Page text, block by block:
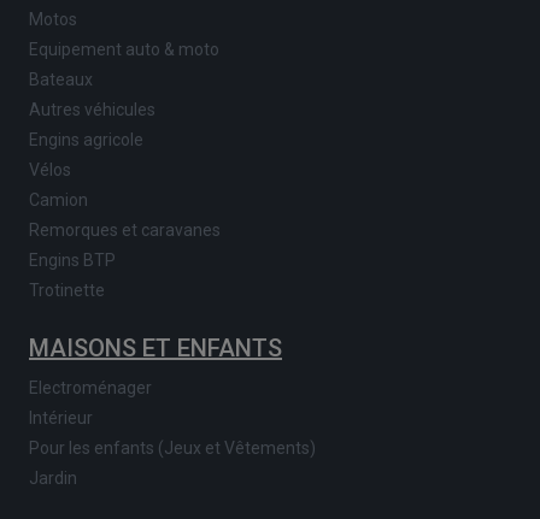
Motos
Equipement auto & moto
Bateaux
Autres véhicules
Engins agricole
Vélos
Camion
Remorques et caravanes
Engins BTP
Trotinette
MAISONS ET ENFANTS
Electroménager
Intérieur
Pour les enfants (Jeux et Vêtements)
Jardin